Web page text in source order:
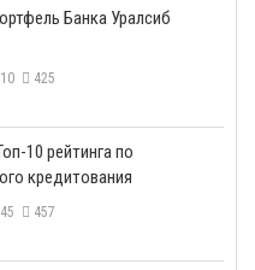
Банка Уралсиб
425
10 рейтинга по
кредитования
457